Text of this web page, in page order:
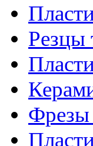
Резцы
Фрезы